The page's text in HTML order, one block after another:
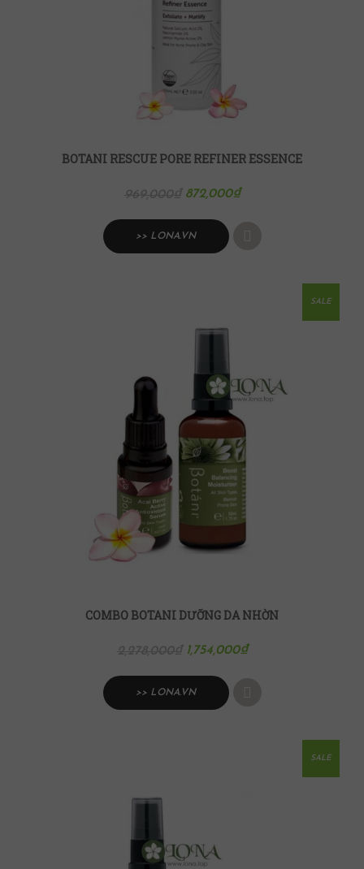
BOTANI RESCUE PORE REFINER ESSENCE
872,000₫
>> LONA.VN
SALE
COMBO BOTANI DƯỠNG DA NHỜN
1,754,000₫
>> LONA.VN
SALE